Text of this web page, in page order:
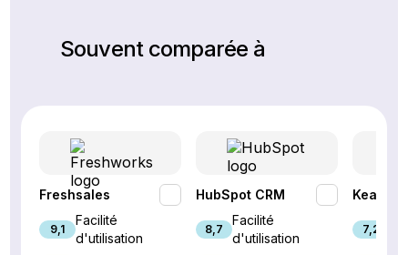
Souvent comparée à
Freshsales
9,1
Facilité
d'utilisation
HubSpot CRM
8,7
Facilité
d'utilisation
Keap
7,2